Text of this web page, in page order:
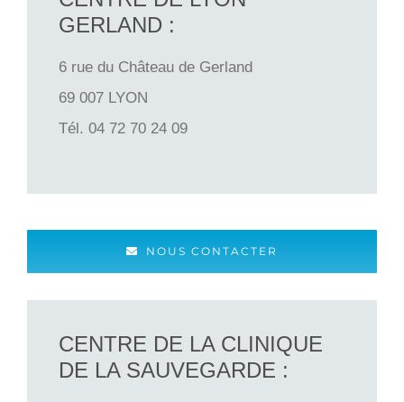
GERLAND :
6 rue du Château de Gerland
69 007 LYON
Tél. 04 72 70 24 09
NOUS CONTACTER
CENTRE DE LA CLINIQUE
DE LA SAUVEGARDE :